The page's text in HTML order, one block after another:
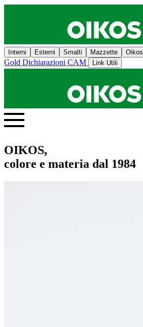
Interni Esterni Smalti Mazzette Oikos
Gold Dichiarazioni CAM Link Utili
OIKOS,
colore e materia dal 1984